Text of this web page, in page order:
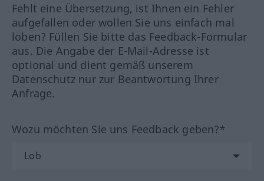
Fehlt eine Übersetzung, ist Ihnen ein Fehler
aufgefallen oder wollen Sie uns einfach mal
loben? Füllen Sie bitte das Feedback-Formular
aus. Die Angabe der E-Mail-Adresse ist
optional und dient gemäß unserem
Datenschutz nur zur Beantwortung Ihrer
Anfrage.
Wozu möchten Sie uns Feedback geben?*